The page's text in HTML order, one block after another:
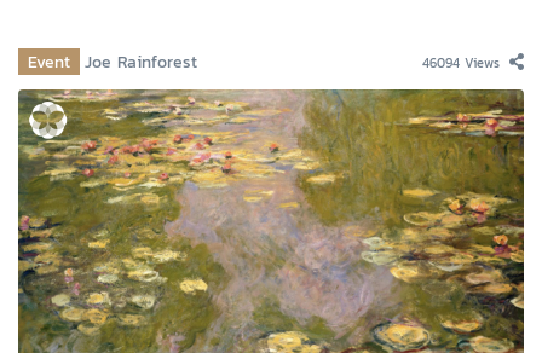
Event Joe Rainforest 46094 Views